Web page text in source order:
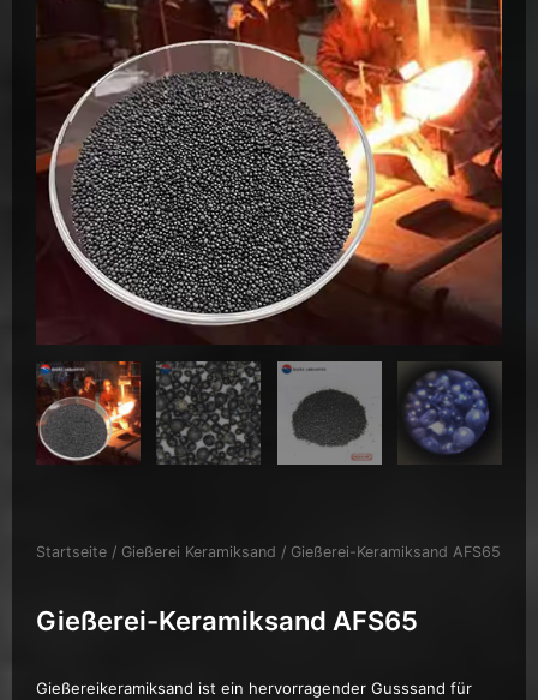
Startseite / Gießerei Keramiksand / Gießerei-Keramiksand AFS65
Gießerei-Keramiksand AFS65
Gießereikeramiksand ist ein hervorragender Gusssand für